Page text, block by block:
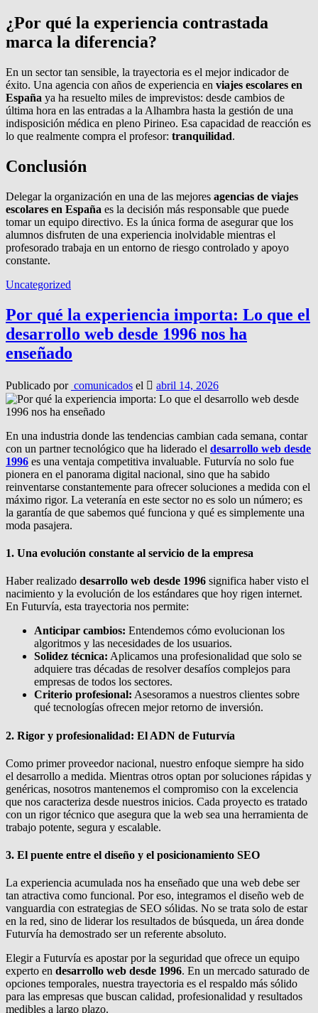
¿Por qué la experiencia contrastada
marca la diferencia?
En un sector tan sensible, la trayectoria es el mejor indicador de
éxito. Una agencia con años de experiencia en viajes escolares en
España ya ha resuelto miles de imprevistos: desde cambios de
última hora en las entradas a la Alhambra hasta la gestión de una
indisposición médica en pleno Pirineo. Esa capacidad de reacción es
lo que realmente compra el profesor: tranquilidad.
Conclusión
Delegar la organización en una de las mejores agencias de viajes
escolares en España es la decisión más responsable que puede
tomar un equipo directivo. Es la única forma de asegurar que los
alumnos disfruten de una experiencia inolvidable mientras el
profesorado trabaja en un entorno de riesgo controlado y apoyo
constante.
Uncategorized
Por qué la experiencia importa: Lo que el
desarrollo web desde 1996 nos ha
enseñado
Publicado por comunicados el abril 14, 2026
En una industria donde las tendencias cambian cada semana, contar
con un partner tecnológico que ha liderado el desarrollo web desde
1996 es una ventaja competitiva invaluable. Futurvía no solo fue
pionera en el panorama digital nacional, sino que ha sabido
reinventarse constantemente para ofrecer soluciones a medida con el
máximo rigor. La veteranía en este sector no es solo un número; es
la garantía de que sabemos qué funciona y qué es simplemente una
moda pasajera.
1. Una evolución constante al servicio de la empresa
Haber realizado desarrollo web desde 1996 significa haber visto el
nacimiento y la evolución de los estándares que hoy rigen internet.
En Futurvía, esta trayectoria nos permite:
Anticipar cambios: Entendemos cómo evolucionan los
algoritmos y las necesidades de los usuarios.
Solidez técnica: Aplicamos una profesionalidad que solo se
adquiere tras décadas de resolver desafíos complejos para
empresas de todos los sectores.
Criterio profesional: Asesoramos a nuestros clientes sobre
qué tecnologías ofrecen mejor retorno de inversión.
2. Rigor y profesionalidad: El ADN de Futurvía
Como primer proveedor nacional, nuestro enfoque siempre ha sido
el desarrollo a medida. Mientras otros optan por soluciones rápidas y
genéricas, nosotros mantenemos el compromiso con la excelencia
que nos caracteriza desde nuestros inicios. Cada proyecto es tratado
con un rigor técnico que asegura que la web sea una herramienta de
trabajo potente, segura y escalable.
3. El puente entre el diseño y el posicionamiento SEO
La experiencia acumulada nos ha enseñado que una web debe ser
tan atractiva como funcional. Por eso, integramos el diseño web de
vanguardia con estrategias de SEO sólidas. No se trata solo de estar
en la red, sino de liderar los resultados de búsqueda, un área donde
Futurvía ha demostrado ser un referente absoluto.
Elegir a Futurvía es apostar por la seguridad que ofrece un equipo
experto en desarrollo web desde 1996. En un mercado saturado de
opciones temporales, nuestra trayectoria es el respaldo más sólido
para las empresas que buscan calidad, profesionalidad y resultados
medibles a largo plazo.